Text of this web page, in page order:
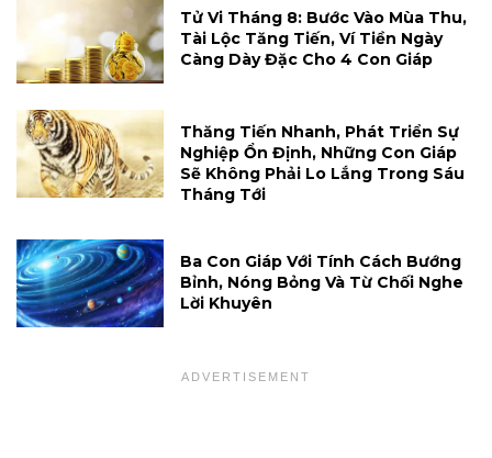
Tử Vi Tháng 8: Bước Vào Mùa Thu,
Tài Lộc Tăng Tiến, Ví Tiền Ngày
Càng Dày Đặc Cho 4 Con Giáp
Thăng Tiến Nhanh, Phát Triển Sự
Nghiệp Ổn Định, Những Con Giáp
Sẽ Không Phải Lo Lắng Trong Sáu
Tháng Tới
Ba Con Giáp Với Tính Cách Bướng
Bỉnh, Nóng Bỏng Và Từ Chối Nghe
Lời Khuyên